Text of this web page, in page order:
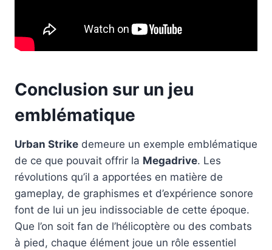
Conclusion sur un jeu
emblématique
Urban Strike demeure un exemple emblématique
de ce que pouvait offrir la Megadrive. Les
révolutions qu’il a apportées en matière de
gameplay, de graphismes et d’expérience sonore
font de lui un jeu indissociable de cette époque.
Que l’on soit fan de l’hélicoptère ou des combats
à pied, chaque élément joue un rôle essentiel